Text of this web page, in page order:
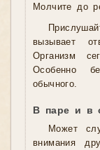
Молчите до
вызывает
Организм
Особенно
обычного.
В паре и в
Может
внимания